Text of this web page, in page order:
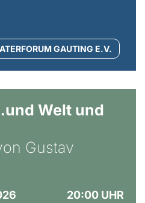
GAUTING E.V.
Welt und
Gustav
20:00 UHR